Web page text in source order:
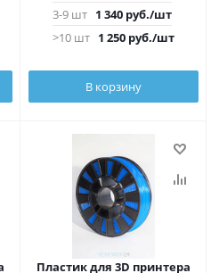
3-9 шт 1 340 руб./шт
>10 шт 1 250 руб./шт
В корзину
Пластик для 3D принтера